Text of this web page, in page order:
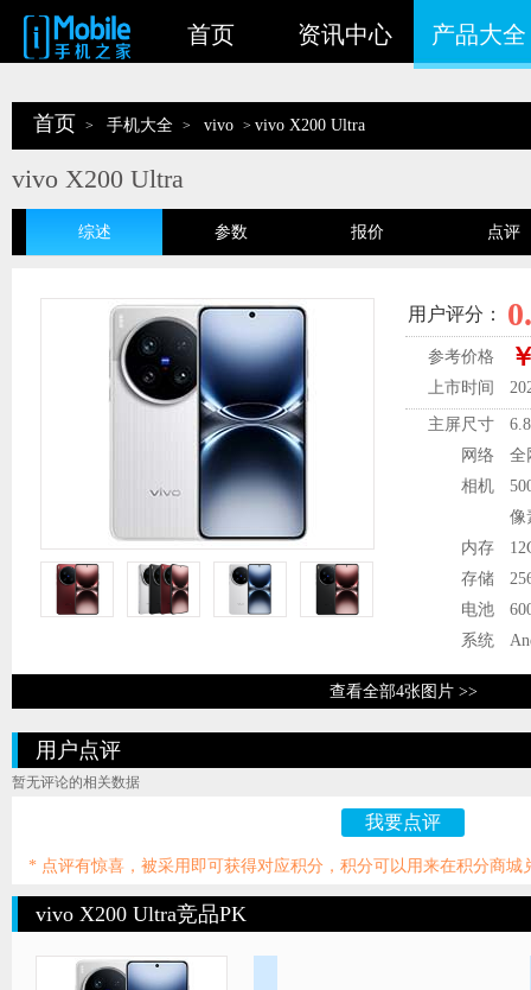
首页 资讯中心 产品大全
首页 > 手机大全 > vivo > vivo X200 Ultra
vivo X200 Ultra
综述 参数 报价 点评
用户评分：
参考价格
上市时间
主屏尺寸
网络
全
相机
像
内存
存储
电池
系统
查看全部4张图片 >>
用户点评
暂无评论的相关数据
我要点评
* 点评有惊喜，被采用即可获得对应积分，积分可以用来在积分商城
vivo X200 Ultra竞品PK